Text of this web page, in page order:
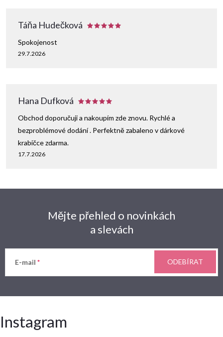
Táňa Hudečková
29.7.2026
Spokojenost
Hana Dufková
17.7.2026
Obchod doporučuji a nakoupím zde znovu. Rychlé a
bezproblémové dodání . Perfektně zabaleno v dárkové
krabičce zdarma.
Mějte přehled o novinkách
a slevách
E-mail ODEBÍRAT
Instagram